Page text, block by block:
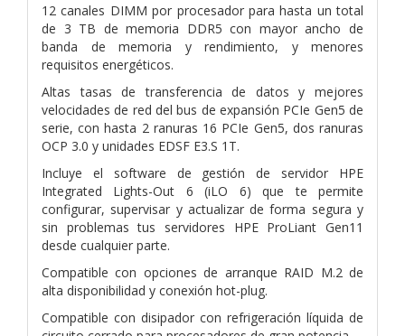
12 canales DIMM por procesador para hasta un total
de 3 TB de memoria DDR5 con mayor ancho de
banda de memoria y rendimiento, y menores
requisitos energéticos.
Altas tasas de transferencia de datos y mejores
velocidades de red del bus de expansión PCIe Gen5 de
serie, con hasta 2 ranuras 16 PCIe Gen5, dos ranuras
OCP 3.0 y unidades EDSF E3.S 1T.
Incluye el software de gestión de servidor HPE
Integrated Lights-Out 6 (iLO 6) que te permite
configurar, supervisar y actualizar de forma segura y
sin problemas tus servidores HPE ProLiant Gen11
desde cualquier parte.
Compatible con opciones de arranque RAID M.2 de
alta disponibilidad y conexión hot-plug.
Compatible con disipador con refrigeración líquida de